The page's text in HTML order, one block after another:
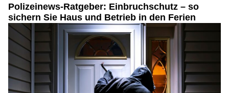
Polizeinews-Ratgeber: Einbruchschutz – so
sichern Sie Haus und Betrieb in den Ferien